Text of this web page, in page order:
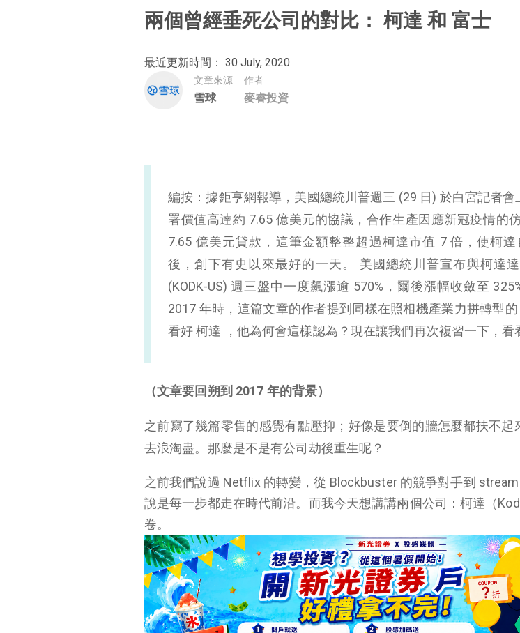
兩個曾經垂死公司的對比： 柯達 和 富士
最近更新時間： 30 July, 2020
文章來源
雪球
作者
麥睿投資
編按：據鉅亨網報導，美國總統川普週三 (29 日) 於白宮記者
署價值高達約 7.65 億美元的協議，合作生產因應新冠疫情的
7.65 億美元貸款，這筆金額整整超過柯達市值 7 倍，使柯
後，創下有史以來最好的一天。 美國總統川普宣布與柯達
(KODK-US) 週三盤中一度飆漲逾 570%，爾後漲幅收斂至
2017 年時，這篇文章的作者提到同樣在照相機產業力拼轉型
看好 柯達 ，他為何會這樣認為？現在讓我們再次複習一下，看
（文章要回朔到 2017 年的背景）
之前寫了幾篇零售的感覺有點壓抑；好像是要倒的牆怎麼都扶不
去浪淘盡。那麼是不是有公司劫後重生呢？
之前我們說過 Netflix 的轉變，從 Blockbuster 的競爭對手到
說是每一步都走在時代前沿。而我今天想講講兩個公司：柯達（
卷。